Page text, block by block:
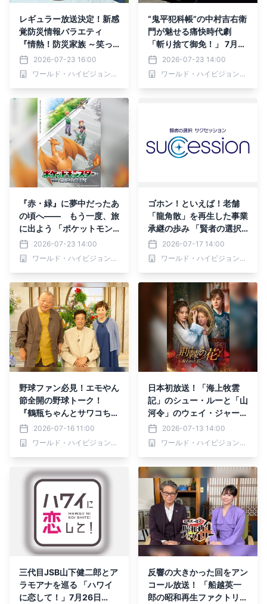
レギュラー放送決定！新感
覚防災情報バラエティ
『情熱！防災家族 ～笑っ
て学べる「備え」の時間
～』 7月26日（日）夕方6
時30分～BS12 トゥエルビ
2026-07-23 16:00
ワールド・ハイビジョン・チャンネル株式会社
“鬼平犯科帳”の中村吉右衛
門が魅せる痛快時代劇
「斬り捨て御免！」 7月3
0日（木）よる7時～BS12
トゥエルビで放送開始
2026-07-23 14:00
ワールド・ハイビジョン・チャンネル株式会社
『赤・緑』に夢中だったあ
の頃へ―― もう一度、旅
に出よう 「ポケットモン
スター ジ・オリジン」 8
月2日（日）よる7時～ BS
12 トゥエルビ「日曜アニ
2026-07-23 14:00
ワールド・ハイビジョン・チャンネル株式会社
ゴホン！といえば！老舗
「龍角散」を再生した事業
承継の歩み 「賢者の選択
サクセッション」 7月18日
（土）あさ6時30分～ BS1
2 トゥエルビで放送
2026-07-17 14:00
ワールド・ハイビジョン・チャンネル株式会社
野球ファン必見！エモやん
節全開の野球トーク！
『鶴瓶ちゃんとサワコちゃ
ん～昭和の大先輩とおかし
な２人～』第69回ゲス
ト：江本孟紀 7月20日
12 トゥエルビで放送
2026-07-16 11:00
ワールド・ハイビジョン・チャンネル株式会社
日本初放送！「海上牧雲
記」のシュー・ルーと「山
河令」のウェイ・ジャーミ
ンが再びタッグ組んだ復讐
ラブ史劇 中国ドラマ
「荊棘（いばら）の花～奪
（水）あさ7時～ BS12 ト
ゥエルビで放送スタート
2026-07-13 14:00
ワールド・ハイビジョン・チャンネル株式会社
三代目JSB山下健二郎とア
ラモアナを巡る 「ハワイ
に恋して！」7月26日
反響の大きかった回をアン
コール放送！ 「船越英一
郎の昭和再生ファクトリ